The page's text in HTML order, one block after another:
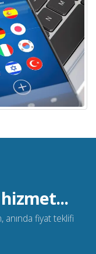
fiyat teklifi